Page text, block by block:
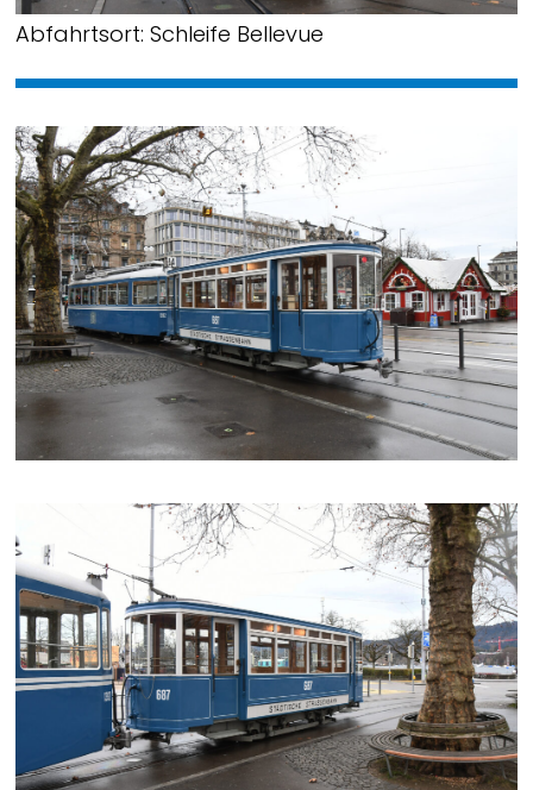
Abfahrtsort: Schleife Bellevue